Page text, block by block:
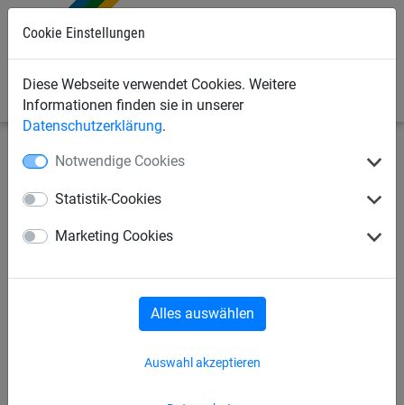
Cookie Einstellungen
Diese Webseite verwendet Cookies. Weitere
Informationen finden sie in unserer
Datenschutzerklärung.
Notwendige Cookies
Statistik-Cookies
Marketing Cookies
Auswahl akzeptieren
Alles auswählen
Sonderanfertigung Schutznetze nach Maß
Schutznetz aus Polypropylen,
ø 1 mm, Maschenweite 50 mm
- nach Maß